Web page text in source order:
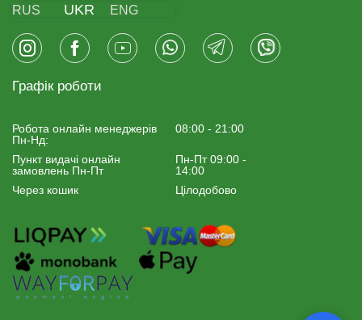
RUS UKR ENG
Графік роботи
Робота онлайн менеджерiв
Пн-Нд:
08:00 - 21:00
Пункт видачі онлайн
замовлень Пн-Пт
Пн-Пт 09:00 -
14:00
Через кошик
Цілодобово